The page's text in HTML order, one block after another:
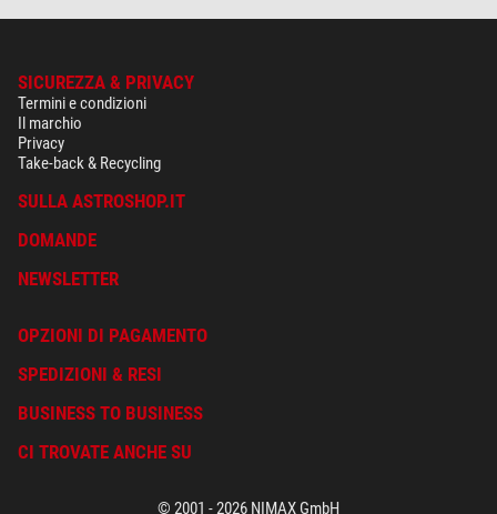
SICUREZZA & PRIVACY
Termini e condizioni
Il marchio
Privacy
Take-back & Recycling
SULLA ASTROSHOP.IT
DOMANDE
NEWSLETTER
OPZIONI DI PAGAMENTO
SPEDIZIONI & RESI
BUSINESS TO BUSINESS
CI TROVATE ANCHE SU
© 2001 - 2026 NIMAX GmbH